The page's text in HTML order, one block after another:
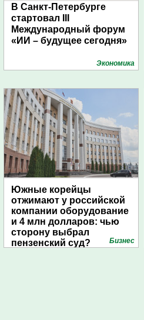
В Санкт-Петербурге
стартовал III
Международный форум
«ИИ – будущее сегодня»
Экономика
Южные корейцы
отжимают у российской
компании оборудование
и 4 млн долларов: чью
сторону выбрал
пензенский суд?
Бизнес